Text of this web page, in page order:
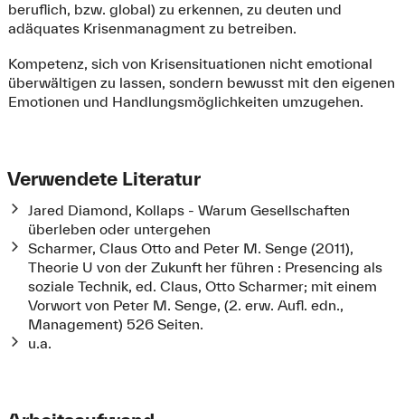
beruflich, bzw. global) zu erkennen, zu deuten und
adäquates Krisenmanagment zu betreiben.
Kompetenz, sich von Krisensituationen nicht emotional
überwältigen zu lassen, sondern bewusst mit den eigenen
Emotionen und Handlungsmöglichkeiten umzugehen.
Verwendete Literatur
Jared Diamond, Kollaps - Warum Gesellschaften
überleben oder untergehen
Scharmer, Claus Otto and Peter M. Senge (2011),
Theorie U von der Zukunft her führen : Presencing als
soziale Technik, ed. Claus, Otto Scharmer; mit einem
Vorwort von Peter M. Senge, (2. erw. Aufl. edn.,
Management) 526 Seiten.
u.a.